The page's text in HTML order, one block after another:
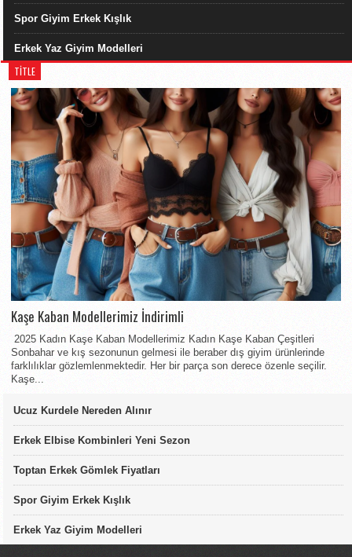
Spor Giyim Erkek Kışlık
Erkek Yaz Giyim Modelleri
TITLE
Kaşe Kaban Modellerimiz İndirimli
2025 Kadın Kaşe Kaban Modellerimiz Kadın Kaşe Kaban Çeşitleri
Sonbahar ve kış sezonunun gelmesi ile beraber dış giyim ürünlerinde
farklılıklar gözlemlenmektedir. Her bir parça son derece özenle seçilir.
Kaşe...
Ucuz Kurdele Nereden Alınır
Erkek Elbise Kombinleri Yeni Sezon
Toptan Erkek Gömlek Fiyatları
Spor Giyim Erkek Kışlık
Erkek Yaz Giyim Modelleri